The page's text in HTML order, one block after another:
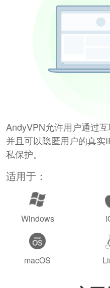
AndyVPN允许用户通过
并且可以隐匿用户的真
私保护。
适用于：
Windows
macOS